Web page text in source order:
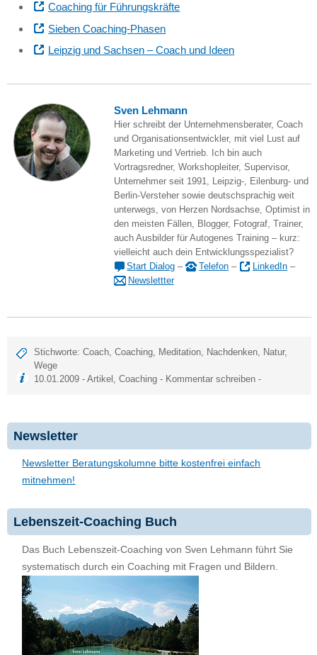
Coaching für Führungskräfte
Sieben Coaching-Phasen
Leipzig und Sachsen – Coach und Ideen
Sven Lehmann
Hier schreibt der Unternehmensberater, Coach
und Organisationsentwickler, mit viel Lust auf
Marketing und Vertrieb. Ich bin auch
Vortragsredner, Workshopleiter, Supervisor,
Unternehmer seit 1991, Leipzig-, Eilenburg- und
Berlin-Versteher sowie deutschsprachig weit
unterwegs, von Herzen Nordsachse, Optimist in
den meisten Fällen, Blogger, Fotograf, Trainer,
auch Ausbilder für Autogenes Training – kurz:
vielleicht auch dein Entwicklungsspezialist?
Start Dialog – Telefon – LinkedIn –
Newslettter
Stichworte:Coach,Coaching, Meditation, Nachdenken, Natur,
Wege
10.01.2009 -Artikel ,Coaching - Kommentar schreiben -
Newsletter
Newsletter Beratungskolumne bitte kostenfrei einfach
mitnehmen!
Lebenszeit-Coaching Buch
Das Buch Lebenszeit-Coaching von Sven Lehmann führt Sie
systematisch durch ein Coaching mit Fragen und Bildern.